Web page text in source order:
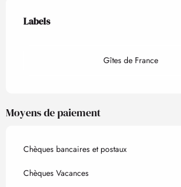
Offres de prestations
Labels
Labels
Gîtes de France
Moyens de paiement
Chèques bancaires et postaux
Chèques Vacances